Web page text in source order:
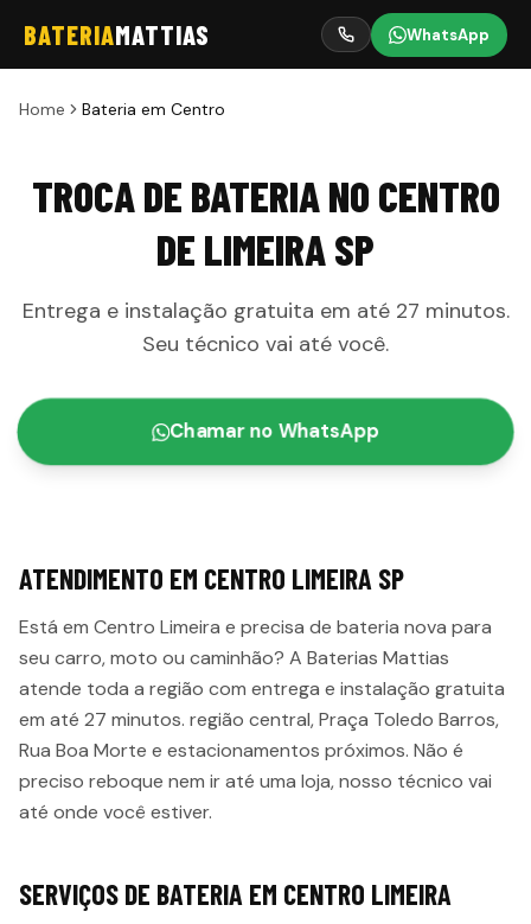
BATERIAMATTIAS WhatsApp
Home Bateria em Centro
TROCA DE BATERIA NO CENTRO
DE LIMEIRA SP
Entrega e instalação gratuita em até 27 minutos.
Seu técnico vai até você.
Chamar no WhatsApp
ATENDIMENTO EM CENTRO LIMEIRA SP
Está em Centro Limeira e precisa de bateria nova para
seu carro, moto ou caminhão? A Baterias Mattias
atende toda a região com entrega e instalação gratuita
em até 27 minutos. região central, Praça Toledo Barros,
Rua Boa Morte e estacionamentos próximos. Não é
preciso reboque nem ir até uma loja, nosso técnico vai
até onde você estiver.
SERVIÇOS DE BATERIA EM CENTRO LIMEIRA